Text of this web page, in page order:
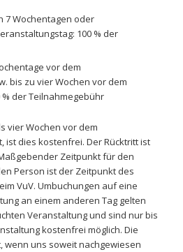
7 Wochentagen oder
100 % der
vor dem
bis zu vier Wochen vor dem
der Teilnahmegebühr
vier Wochen vor dem
ist dies kostenfrei. Der Rücktritt ist
Zeitpunkt für den
Person ist der Zeitpunkt des
VuV. Umbuchungen auf eine
an einem anderen Tag gelten
Veranstaltung und sind nur bis
kostenfrei möglich. Die
uns soweit nachgewiesen